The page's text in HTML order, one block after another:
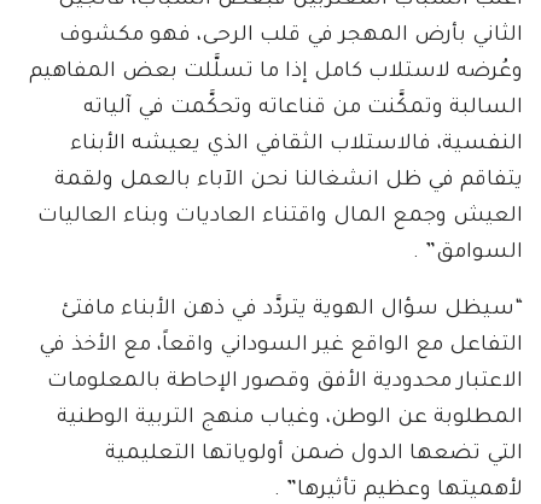
الثاني بأرض المهجر في قلب الرحى، فهو مكشوف
وعُرضه لاستلاب كامل إذا ما تسلَّلت بعض المفاهيم
السالبة وتمكَّنت من قناعاته وتحكَّمت في آلياته
النفسية، فالاستلاب الثقافي الذي يعيشه الأبناء
يتفاقم في ظل انشغالنا نحن الآباء بالعمل ولقمة
العيش وجمع المال واقتناء العاديات وبناء العاليات
السوامق” .
“سيظل سؤال الهوية يتردَّد في ذهن الأبناء مافتئ
التفاعل مع الواقع غير السوداني واقعاً، مع الأخذ في
الاعتبار محدودية الأفق وقصور الإحاطة بالمعلومات
المطلوبة عن الوطن، وغياب منهج التربية الوطنية
التي تضعها الدول ضمن أولوياتها التعليمية
لأهميتها وعظيم تأثيرها” .